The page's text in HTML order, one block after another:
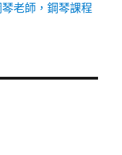
老師，鋼琴課程